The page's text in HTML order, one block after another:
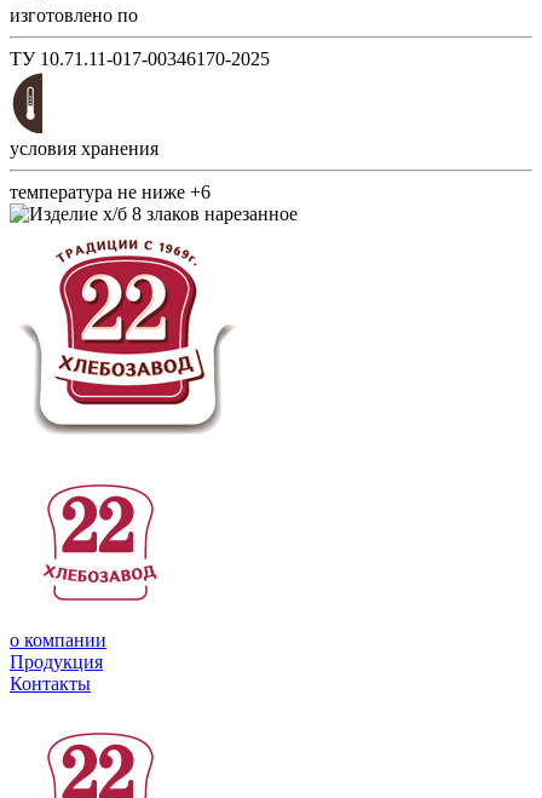
изготовлено по
ТУ 10.71.11-017-00346170-2025
условия хранения
температура не ниже +6
о компании
Продукция
Контакты